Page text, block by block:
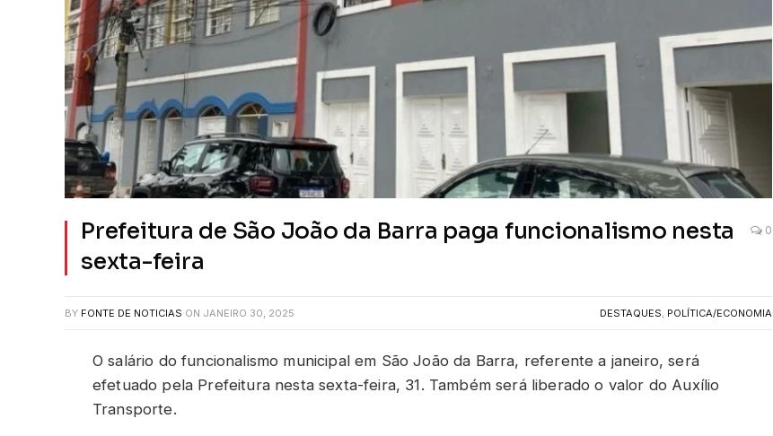
Prefeitura de São João da Barra paga funcionalismo nesta
sexta-feira
0
BY FONTE DE NOTICIAS ON JANEIRO 30, 2025 DESTAQUES, POLÍTICA/ECONOMIA
O salário do funcionalismo municipal em São João da Barra, referente a janeiro, será
efetuado pela Prefeitura nesta sexta-feira, 31. Também será liberado o valor do Auxílio
Transporte.